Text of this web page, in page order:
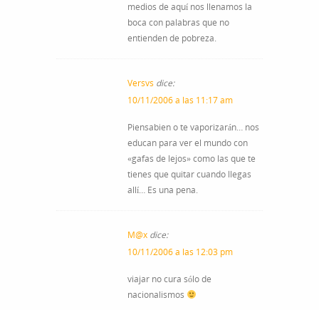
medios de aquí nos llenamos la
boca con palabras que no
entienden de pobreza.
Versvs dice:
10/11/2006 a las 11:17 am
Piensabien o te vaporizarán… nos
educan para ver el mundo con
«gafas de lejos» como las que te
tienes que quitar cuando llegas
allí… Es una pena.
M@x dice:
10/11/2006 a las 12:03 pm
viajar no cura sólo de
nacionalismos